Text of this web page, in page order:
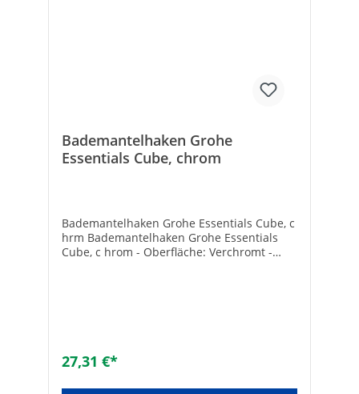
Bademantelhaken Grohe
Essentials Cube, chrom
Bademantelhaken Grohe Essentials Cube, c
hrm Bademantelhaken Grohe Essentials
Cube, c hrom - Oberfläche: Verchromt -
27,31 €*